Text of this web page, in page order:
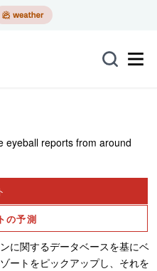
eyeball reports from around
の予測
に関するデータベースを基にベ
ートをピックアップし、それを